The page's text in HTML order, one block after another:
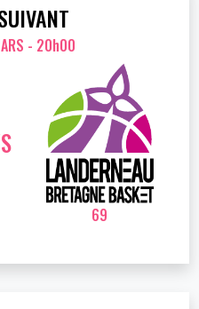
- 20h00
69